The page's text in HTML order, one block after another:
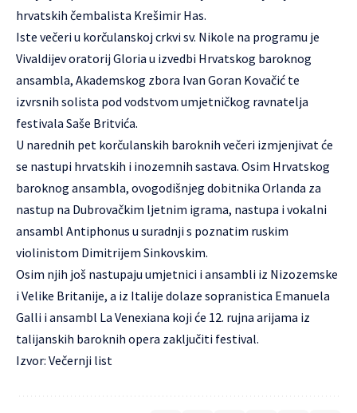
hrvatskih čembalista Krešimir Has.
Iste večeri u korčulanskoj crkvi sv. Nikole na programu je
Vivaldijev oratorij Gloria u izvedbi Hrvatskog baroknog
ansambla, Akademskog zbora Ivan Goran Kovačić te
izvrsnih solista pod vodstvom umjetničkog ravnatelja
festivala Saše Britvića.
U narednih pet korčulanskih baroknih večeri izmjenjivat će
se nastupi hrvatskih i inozemnih sastava. Osim Hrvatskog
baroknog ansambla, ovogodišnjeg dobitnika Orlanda za
nastup na Dubrovačkim ljetnim igrama, nastupa i vokalni
ansambl Antiphonus u suradnji s poznatim ruskim
violinistom Dimitrijem Sinkovskim.
Osim njih još nastupaju umjetnici i ansambli iz Nizozemske
i Velike Britanije, a iz Italije dolaze sopranistica Emanuela
Galli i ansambl La Venexiana koji će 12. rujna arijama iz
talijanskih baroknih opera zaključiti festival.
Izvor: Večernji list